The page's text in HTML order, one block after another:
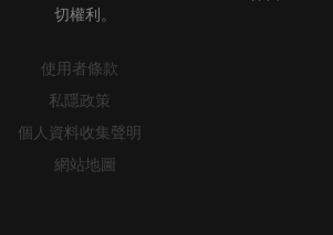
切權利。
使用者條款
私隱政策
個人資料收集聲明
網站地圖